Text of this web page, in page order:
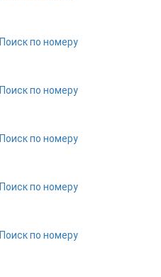
Поиск по номеру
Поиск по номеру
Поиск по номеру
Поиск по номеру
Поиск по номеру